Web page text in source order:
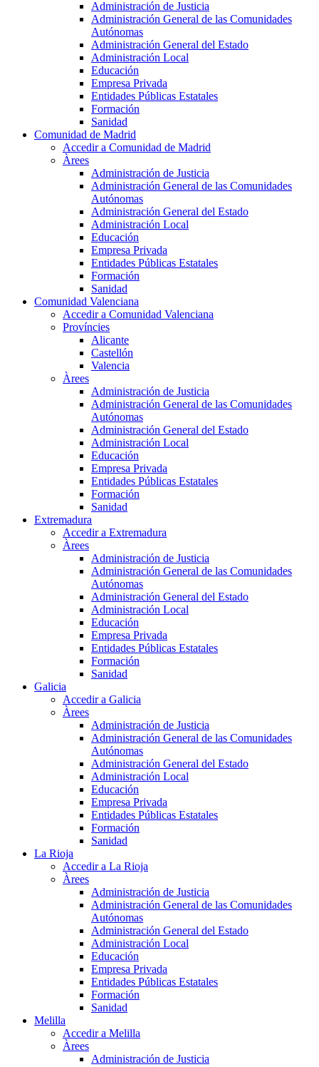
Administración de Justicia
Administración General de las Comunidades
Autónomas
Administración General del Estado
Administración Local
Educación
Empresa Privada
Entidades Públicas Estatales
Formación
Sanidad
Comunidad de Madrid
Accedir a Comunidad de Madrid
Àrees
Administración de Justicia
Administración General de las Comunidades
Autónomas
Administración General del Estado
Administración Local
Educación
Empresa Privada
Entidades Públicas Estatales
Formación
Sanidad
Comunidad Valenciana
Accedir a Comunidad Valenciana
Províncies
Alicante
Castellón
Valencia
Àrees
Administración de Justicia
Administración General de las Comunidades
Autónomas
Administración General del Estado
Administración Local
Educación
Empresa Privada
Entidades Públicas Estatales
Formación
Sanidad
Extremadura
Accedir a Extremadura
Àrees
Administración de Justicia
Administración General de las Comunidades
Autónomas
Administración General del Estado
Administración Local
Educación
Empresa Privada
Entidades Públicas Estatales
Formación
Sanidad
Galicia
Accedir a Galicia
Àrees
Administración de Justicia
Administración General de las Comunidades
Autónomas
Administración General del Estado
Administración Local
Educación
Empresa Privada
Entidades Públicas Estatales
Formación
Sanidad
La Rioja
Accedir a La Rioja
Àrees
Administración de Justicia
Administración General de las Comunidades
Autónomas
Administración General del Estado
Administración Local
Educación
Empresa Privada
Entidades Públicas Estatales
Formación
Sanidad
Melilla
Accedir a Melilla
Àrees
Administración de Justicia